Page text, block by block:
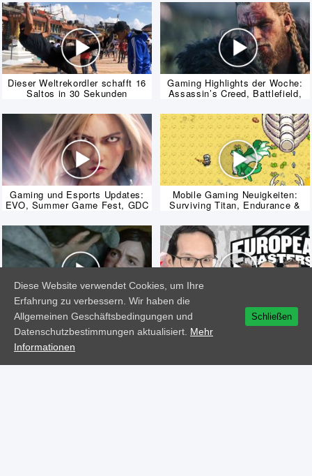
Dieser Weltrekordler schafft 16
Saltos in 30 Sekunden
Gaming Highlights der Woche:
Assassin’s Creed, Battlefield,
Gaming und Esports Updates:
EVO, Summer Game Fest, GDC
Mobile Gaming Neuigkeiten:
Surviving Titan, Endurance &
Diese Woche im Gaming: Sims,
Star Wars, Apex Legends &
mehr…
Die eSports-News der Woche:
LDLC, Rocket League, BBC und
mehr!
AGB | Datenschutzhinweise
Diese Website verwendet Cookies, um Ihre
Erfahrung zu verbessern. Wir haben die
Allgemeinen Geschäftsbedingungen und
Datenschutzbestimmungen aktualisiert. Mehr
Informationen
Schließen